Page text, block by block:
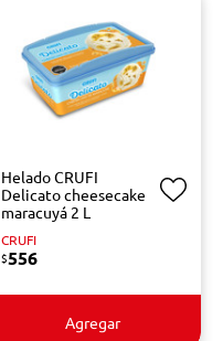
Helado CRUFI
Delicato cheesecake
maracuyá 2 L
CRUFI
$556
Agregar